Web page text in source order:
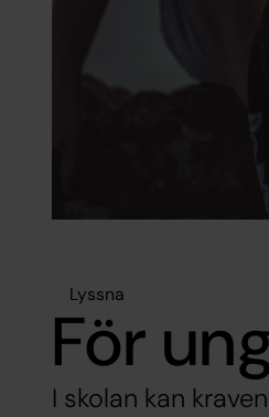
Lyssna
För
I skolan kan